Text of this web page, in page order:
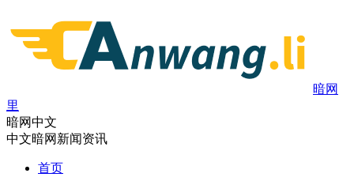
暗网
里
暗网中文
中文暗网新闻资讯
首页